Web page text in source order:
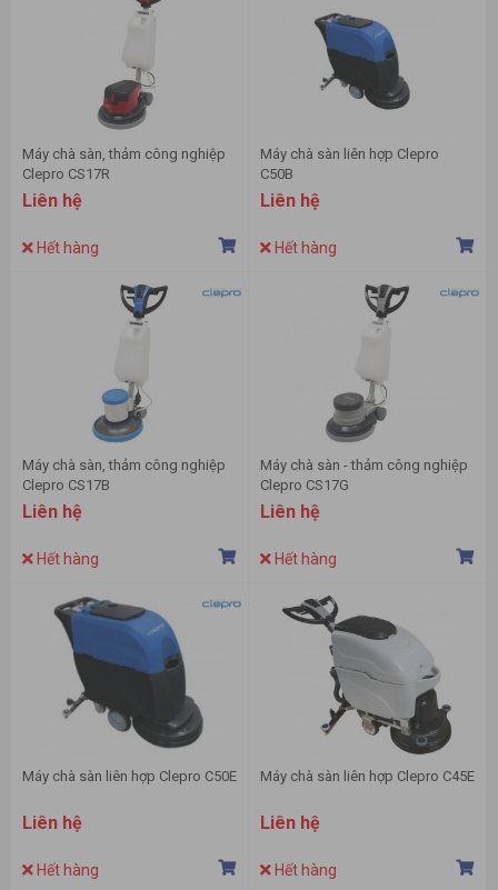
Máy chà sàn, thảm công nghiệp
Clepro CS17R
Liên hệ
Hết hàng
Máy chà sàn liên hợp Clepro
C50B
Liên hệ
Hết hàng
Máy chà sàn, thảm công nghiệp
Clepro CS17B
Liên hệ
Hết hàng
Máy chà sàn - thảm công nghiệp
Clepro CS17G
Liên hệ
Hết hàng
Máy chà sàn liên hợp Clepro C50E
Liên hệ
Hết hàng
Máy chà sàn liên hợp Clepro C45E
Liên hệ
Hết hàng